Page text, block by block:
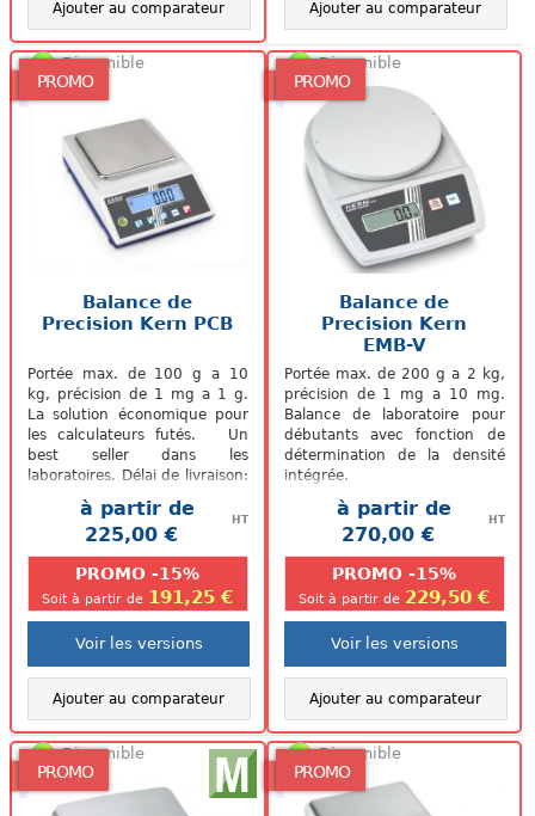
Ajouter au comparateur Ajouter au comparateur
PROMO
Disponible
Balance de
Precision Kern PCB
Portée max. de 100 g a 10
kg, précision de 1 mg a 1 g.
La solution économique pour
les calculateurs futés. Un
best seller dans les
laboratoires. Délai de livraison:
1 semaine bon à savoir :...
à partir de
225,00 €
HT
PROMO -15%
Soit à partir de 191,25 €
Voir les versions
Ajouter au comparateur
PROMO
Disponible
Balance de
Precision Kern
EMB-V
Portée max. de 200 g a 2 kg,
précision de 1 mg a 10 mg.
Balance de laboratoire pour
débutants avec fonction de
détermination de la densité
intégrée.
à partir de
270,00 €
HT
PROMO -15%
Soit à partir de 229,50 €
Voir les versions
Ajouter au comparateur
PROMO
Disponible
PROMO
Disponible